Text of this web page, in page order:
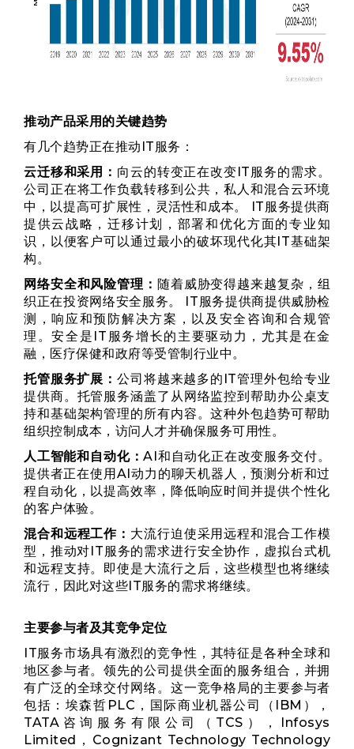
推动产品采用的关键趋势
有几个趋势正在推动IT服务：
云迁移和采用： 向云的转变正在改变IT服务的需求。
公司正在将工作负载转移到公共，私人和混合云环境
中，以提高可扩展性，灵活性和成本。 IT服务提供商
提供云战略，迁移计划，部署和优化方面的专业知
识，以便客户可以通过最小的破坏现代化其IT基础架
构。
网络安全和风险管理： 随着威胁变得越来越复杂，组
织正在投资网络安全服务。 IT服务提供商提供威胁检
测，响应和预防解决方案，以及安全咨询和合规管
理。安全是IT服务增长的主要驱动力，尤其是在金
融，医疗保健和政府等受管制行业中。
托管服务扩展：公司将越来越多的IT管理外包给专业
提供商。托管服务涵盖了从网络监控到帮助办公桌支
持和基础架构管理的所有内容。这种外包趋势可帮助
组织控制成本，访问人才并确保服务可用性。
人工智能和自动化：AI和自动化正在改变服务交付。
提供者正在使用AI动力的聊天机器人，预测分析和过
程自动化，以提高效率，降低响应时间并提供个性化
的客户体验。
混合和远程工作： 大流行迫使采用远程和混合工作模
型，推动对IT服务的需求进行安全协作，虚拟台式机
和远程支持。即使是大流行之后，这些模型也将继续
流行，因此对这些IT服务的需求将继续。
主要参与者及其竞争定位
IT服务市场具有激烈的竞争性，其特征是各种全球和
地区参与者。领先的公司提供全面的服务组合，并拥
有广泛的全球交付网络。这一竞争格局的主要参与者
包括：埃森哲PLC，国际商业机器公司（IBM），
TATA咨询服务有限公司（TCS），Infosys
Limited，Cognizant Technology Technology